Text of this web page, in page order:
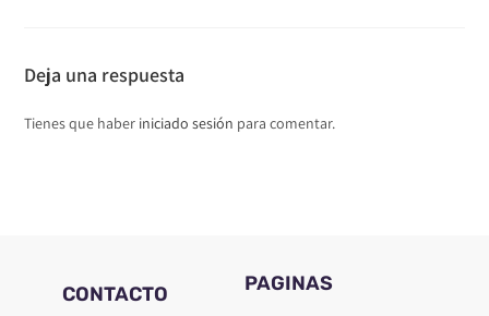
Deja una respuesta
Tienes que haber iniciado sesión para comentar.
PAGINAS
CONTACTO